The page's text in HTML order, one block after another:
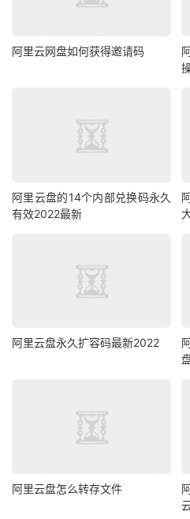
阿里云网盘如何获得邀请码
阿里云盘的14个内部兑换码永久
有效2022最新
阿里云盘永久扩容码最新2022
阿里云盘怎么转存文件